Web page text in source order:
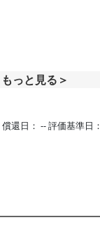
もっと見る＞
償還日： -- 評価基準日：